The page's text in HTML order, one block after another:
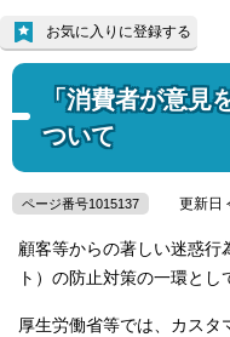
「消費者が意見
ついて
お気に入りに登録する
ページ番号1015137 更新日
顧客等からの著しい迷惑行
ト）の防止対策の一環とし
厚生労働省等では、カスタ